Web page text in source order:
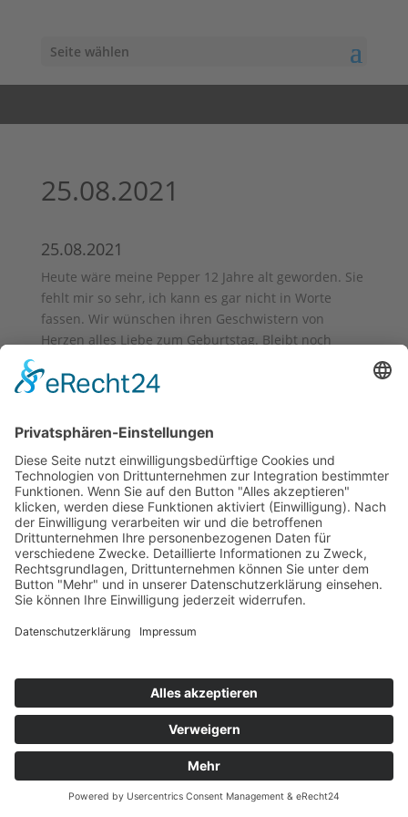
Seite wählen
25.08.2021
25.08.2021
Heute wäre meine Pepper 12 Jahre alt geworden. Sie
fehlt mir so sehr, ich kann es gar nicht in Worte
fassen. Wir wünschen ihren Geschwistern von
Herzen alles Liebe zum Geburtstag. Bleibt noch
Zeit.
Pepperlotte……
Aktualisiert: 24.04.2026
DATENSCHUTZERKLÄRUNG|IMPRESSUM
© 2009 - 2026 Texte & Bilder H. & B. Lindemann | all
rights reserved
Webdesign by GriPuWebFee